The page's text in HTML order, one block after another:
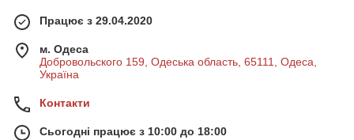
Працює з 29.04.2020
м. Одеса
Добровольского 159, Одеська область, 65111, Одеса,
Україна
Контакти
Сьогодні працює з 10:00 до 18:00